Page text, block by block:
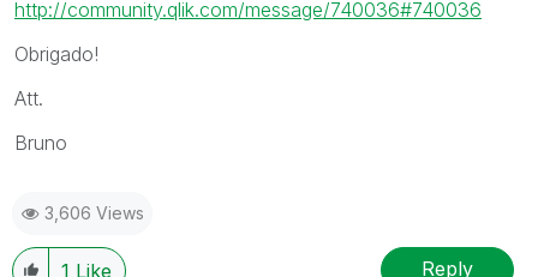
http://community.qlik.com/message/740036#740036
Obrigado!
Att.
Bruno
3,606 Views
1 Like Reply